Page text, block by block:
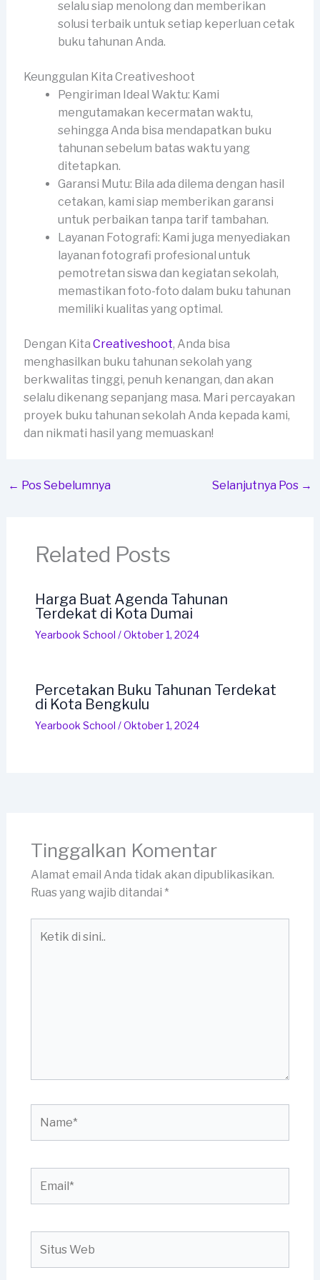
selalu siap menolong dan memberikan
solusi terbaik untuk setiap keperluan cetak
buku tahunan Anda.
Keunggulan Kita Creativeshoot
Pengiriman Ideal Waktu: Kami
mengutamakan kecermatan waktu,
sehingga Anda bisa mendapatkan buku
tahunan sebelum batas waktu yang
ditetapkan.
Garansi Mutu: Bila ada dilema dengan hasil
cetakan, kami siap memberikan garansi
untuk perbaikan tanpa tarif tambahan.
Layanan Fotografi: Kami juga menyediakan
layanan fotografi profesional untuk
pemotretan siswa dan kegiatan sekolah,
memastikan foto-foto dalam buku tahunan
memiliki kualitas yang optimal.
Dengan Kita Creativeshoot, Anda bisa
menghasilkan buku tahunan sekolah yang
berkwalitas tinggi, penuh kenangan, dan akan
selalu dikenang sepanjang masa. Mari percayakan
proyek buku tahunan sekolah Anda kepada kami,
dan nikmati hasil yang memuaskan!
← Pos Sebelumnya Selanjutnya Pos →
Related Posts
Harga Buat Agenda Tahunan
Terdekat di Kota Dumai
Yearbook School /Oktober 1, 2024
Percetakan Buku Tahunan Terdekat
di Kota Bengkulu
Yearbook School /Oktober 1, 2024
Tinggalkan Komentar
Alamat email Anda tidak akan dipublikasikan.
Ruas yang wajib ditandai *
Web